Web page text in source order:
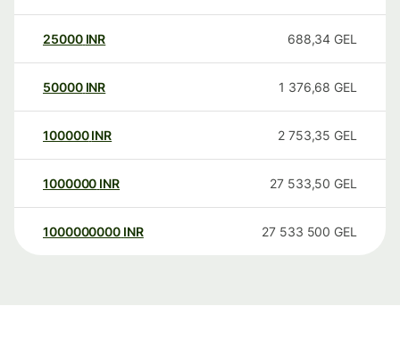
25000 INR 688,34 GEL
50000 INR 1 376,68 GEL
100000 INR 2 753,35 GEL
1000000 INR 27 533,50 GEL
1000000000 INR 27 533 500 GEL